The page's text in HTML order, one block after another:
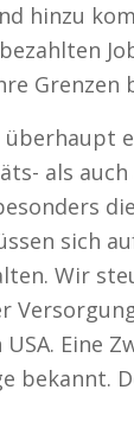
hinzu
Grenzen
überhaupt
als
sich
Wir
Eine
bekannt.